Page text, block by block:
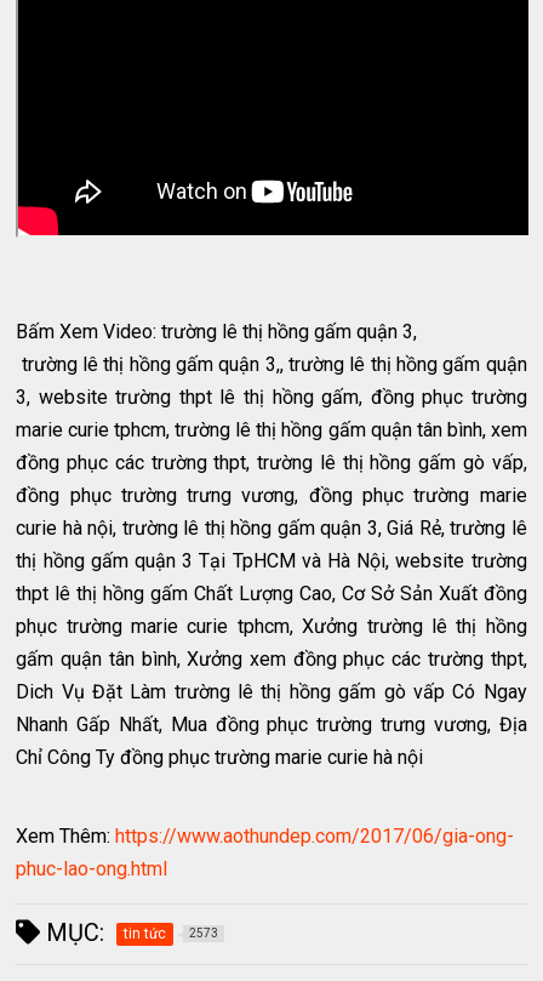
Bấm Xem Video: trường lê thị hồng gấm quận 3,
trường lê thị hồng gấm quận 3,, trường lê thị hồng gấm quận
3, website trường thpt lê thị hồng gấm, đồng phục trường
marie curie tphcm, trường lê thị hồng gấm quận tân bình, xem
đồng phục các trường thpt, trường lê thị hồng gấm gò vấp,
đồng phục trường trưng vương, đồng phục trường marie
curie hà nội, trường lê thị hồng gấm quận 3, Giá Rẻ, trường lê
thị hồng gấm quận 3 Tại TpHCM và Hà Nội, website trường
thpt lê thị hồng gấm Chất Lượng Cao, Cơ Sở Sản Xuất đồng
phục trường marie curie tphcm, Xưởng trường lê thị hồng
gấm quận tân bình, Xưởng xem đồng phục các trường thpt,
Dich Vụ Đặt Làm trường lê thị hồng gấm gò vấp Có Ngay
Nhanh Gấp Nhất, Mua đồng phục trường trưng vương, Địa
Chỉ Công Ty đồng phục trường marie curie hà nội
Xem Thêm:https://www.aothundep.com/2017/06/gia-ong-
phuc-lao-ong.html
MỤC: tin tức 2573